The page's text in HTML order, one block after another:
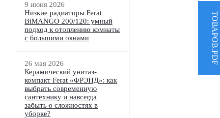
9 июня 2026
Низкие радиаторы Ferat
BiMANGO 200/120: умный
подход к отоплению комнаты
с большими окнами
26 мая 2026
Керамический унитаз-
компакт Ferat «ФРЭНД»: как
выбрать современную
сантехнику и навсегда
забыть о сложностях в
уборке?
ТОВАРОВ.PDF